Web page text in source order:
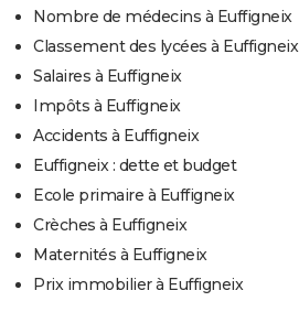
Nombre de médecins à Euffigneix
Classement des lycées à Euffigneix
Salaires à Euffigneix
Impôts à Euffigneix
Accidents à Euffigneix
Euffigneix : dette et budget
Ecole primaire à Euffigneix
Crèches à Euffigneix
Maternités à Euffigneix
Prix immobilier à Euffigneix